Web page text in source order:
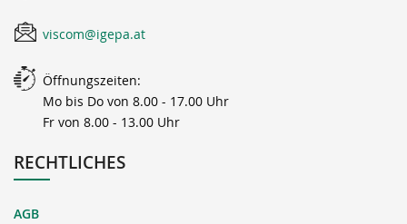
viscom@igepa.at
Öffnungszeiten:
Mo bis Do von 8.00 - 17.00 Uhr
Fr von 8.00 - 13.00 Uhr
RECHTLICHES
AGB